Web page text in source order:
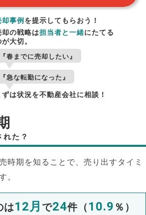
却事例を提示してもらおう！
却の戦略は担当者と一緒にたてる
大切。
『春までに売却したい』
『急な転勤になった』
ずは状況を不動産会社に相談！
れた？
時期を知ることで、売り出すタイミ
。
は12月 で24件（ 10.9 ％）